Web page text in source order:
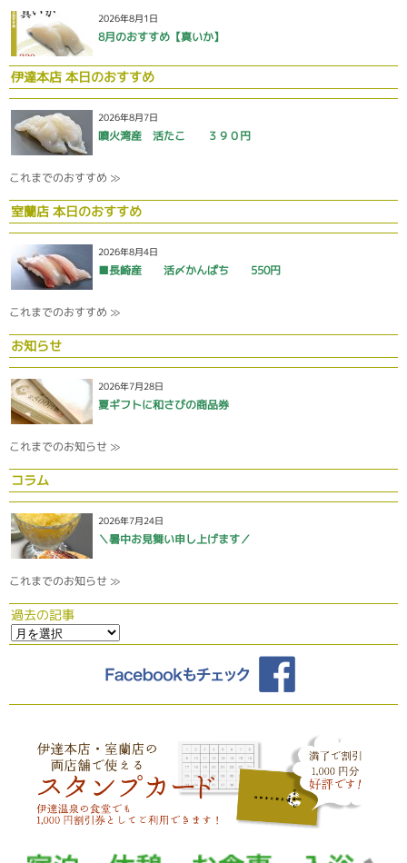
2026年8月1日
8月のおすすめ【真いか】
伊達本店 本日のおすすめ
2026年8月7日
噴火湾産 活たこ ３９０円
これまでのおすすめ ≫
室蘭店 本日のおすすめ
2026年8月4日
■長崎産 活〆かんぱち 550円
これまでのおすすめ ≫
お知らせ
2026年7月28日
夏ギフトに和さびの商品券
これまでのお知らせ ≫
コラム
2026年7月24日
＼暑中お見舞い申し上げます／
これまでのお知らせ ≫
過去の記事